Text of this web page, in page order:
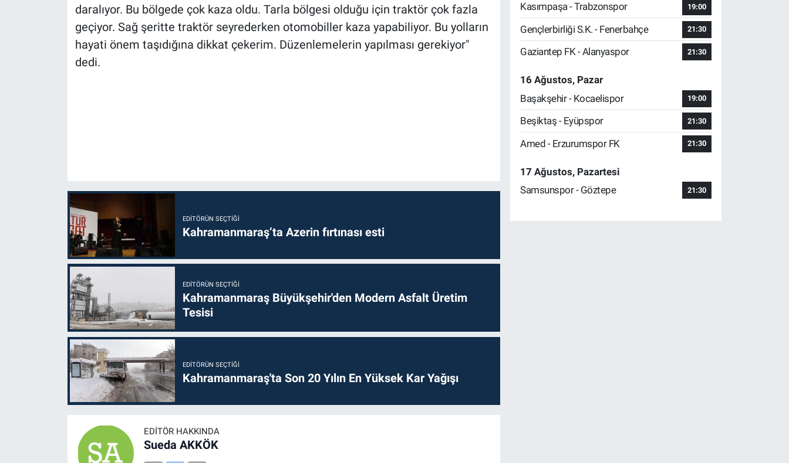
daralıyor. Bu bölgede çok kaza oldu. Tarla bölgesi olduğu için traktör çok fazla
geçiyor. Sağ şeritte traktör seyrederken otomobiller kaza yapabiliyor. Bu yolların
hayati önem taşıdığına dikkat çekerim. Düzenlemelerin yapılması gerekiyor"
dedi.
EDITÖRÜN SEÇTIĞI
Kahramanmaraş’ta Azerin fırtınası esti
EDITÖRÜN SEÇTIĞI
Kahramanmaraş Büyükşehir'den Modern Asfalt Üretim
Tesisi
EDITÖRÜN SEÇTIĞI
Kahramanmaraş'ta Son 20 Yılın En Yüksek Kar Yağışı
EDITÖR HAKKINDA
Sueda AKKÖK
Kasımpaşa - Trabzonspor 19:00
Gençlerbirliği S.K. - Fenerbahçe 21:30
Gaziantep FK - Alanyaspor 21:30
16 Ağustos, Pazar
Başakşehir - Kocaelispor
19:00
Beşiktaş - Eyüpspor 21:30
Amed - Erzurumspor FK 21:30
17 Ağustos, Pazartesi
Samsunspor - Göztepe
21:30